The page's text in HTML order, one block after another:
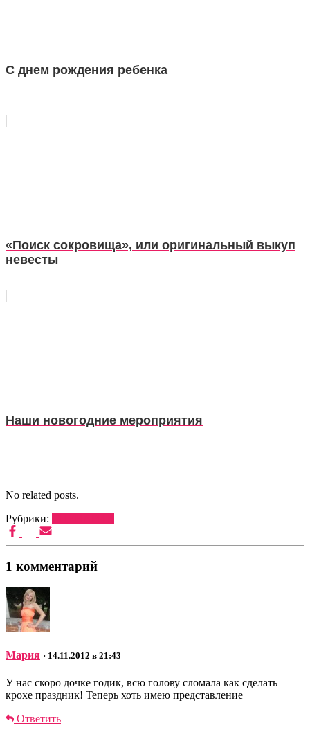
С днем рождения ребенка
«Поиск сокровища», или оригинальный выкуп
невесты
Наши новогодние мероприятия
No related posts.
Рубрики:
1 комментарий
Мария · 14.11.2012 в 21:43
У нас скоро дочке годик, всю голову сломала как сделать
крохе праздник! Теперь хоть имею представление
Ответить